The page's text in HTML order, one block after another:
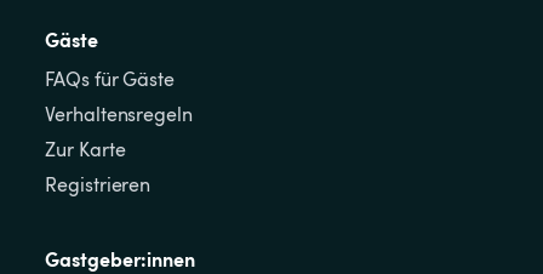
Gäste
FAQs für Gäste
Verhaltensregeln
Zur Karte
Registrieren
Gastgeber:innen